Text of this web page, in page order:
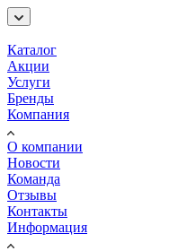
Каталог
Акции
Услуги
Бренды
Компания
О компании
Новости
Команда
Отзывы
Контакты
Информация